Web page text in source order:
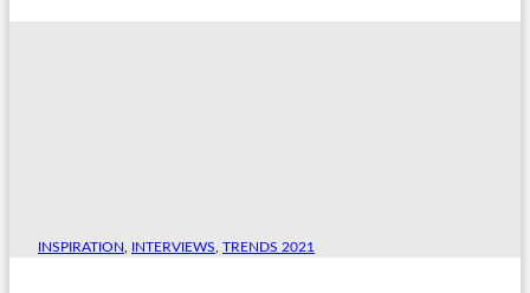
INSPIRATION INTERVIEWS TRENDS 2021